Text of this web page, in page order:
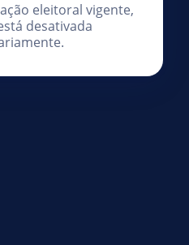
eleitoral vigente,
desativada